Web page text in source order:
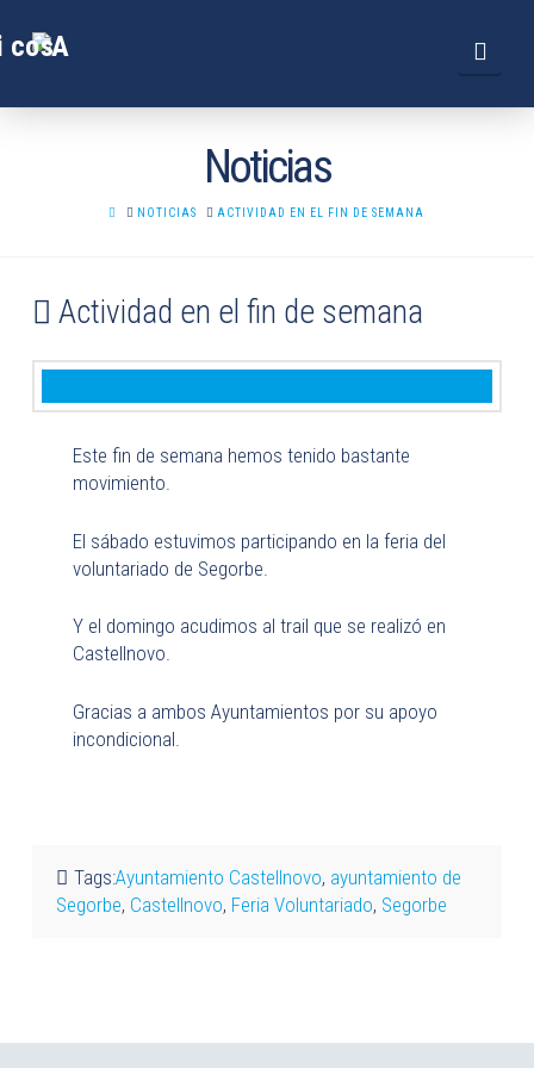
Noticias
HOMENOTICIAS ACTIVIDAD EN EL FIN DE SEMANA
Actividad en el fin de semana
Este fin de semana hemos tenido bastante
movimiento.
El sábado estuvimos participando en la feria del
voluntariado de Segorbe.
Y el domingo acudimos al trail que se realizó en
Castellnovo.
Gracias a ambos Ayuntamientos por su apoyo
incondicional.
Tags:Ayuntamiento Castellnovo, ayuntamiento de
Segorbe, Castellnovo, Feria Voluntariado, Segorbe